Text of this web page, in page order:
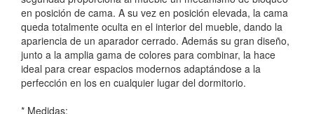
en posición de cama. A su vez en posición elevada, la cama
queda totalmente oculta en el interior del mueble, dando la
apariencia de un aparador cerrado. Además su gran diseño,
junto a la amplia gama de colores para combinar, la hace
ideal para crear espacios modernos adaptándose a la
perfección en los en cualquier lugar del dormitorio.
* Medidas: